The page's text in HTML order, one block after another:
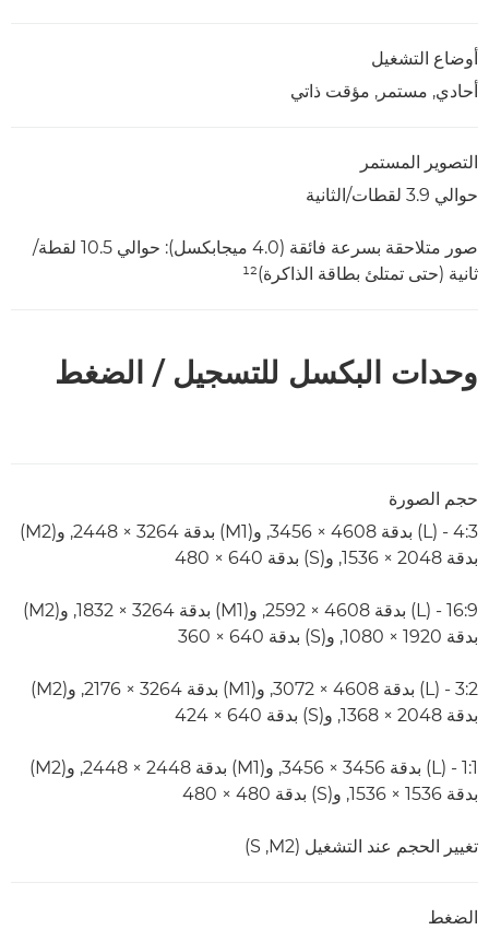
أوضاع التشغيل
أحادي, مستمر, مؤقت ذاتي
التصوير المستمر
حوالي 3.9 لقطات/الثانية
صور متلاحقة بسرعة فائقة (4.0 ميجابكسل): حوالي 10.5 لقطة/
ثانية (حتى تمتلئ بطاقة الذاكرة)¹²
وحدات البكسل للتسجيل / الضغط
حجم الصورة
4:3 - (L) بدقة 4608 × 3456, و(M1) بدقة 3264 × 2448, و(M2)
بدقة 2048 × 1536, و(S) بدقة 640 × 480
16:9 - (L) بدقة 4608 × 2592, و(M1) بدقة 3264 × 1832, و(M2)
بدقة 1920 × 1080, و(S) بدقة 640 × 360
3:2 - (L) بدقة 4608 × 3072, و(M1) بدقة 3264 × 2176, و(M2)
بدقة 2048 × 1368, و(S) بدقة 640 × 424
1:1 - (L) بدقة 3456 × 3456, و(M1) بدقة 2448 × 2448, و(M2)
بدقة 1536 × 1536, و(S) بدقة 480 × 480
تغيير الحجم عند التشغيل (M2, ‏S)
الضغط